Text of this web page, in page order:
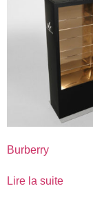
Burberry
Lire la suite